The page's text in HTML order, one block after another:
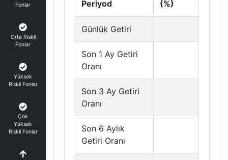
Fonlar
Orta Riskli
Fonlar
Yüksek
Riskli Fonlar
Çok
Yüksek
Riskli Fonlar
Periyod
(%)
Günlük Getiri
Son 1 Ay Getiri
Oranı
Son 3 Ay Getiri
Oranı
Son 6 Aylık
Getiri Oranı